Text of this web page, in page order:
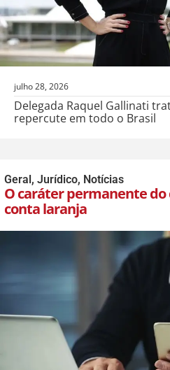
julho 28, 2026
Delegada Raquel Gallinati
repercute em todo o Brasil
Geral, Jurídico, Notícias
O caráter permanente do
conta laranja